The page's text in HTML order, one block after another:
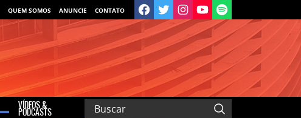
QUEM SOMOS ANUNCIE CONTATO
VÍDEOS &
PODCASTS